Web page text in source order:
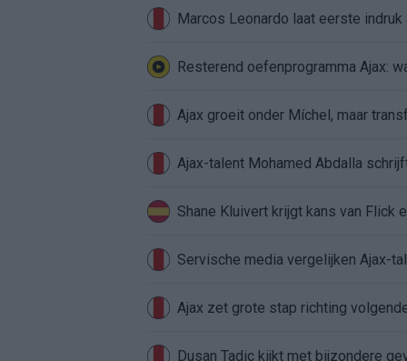
Marcos Leonardo laat eerste
Resterend oefenprogramma Ajax:
Ajax groeit onder Míchel, maar
Ajax-talent Mohamed Abdalla
Shane Kluivert krijgt kans van Flick
Servische media vergelijken Ajax-
Ajax zet grote stap richting
Dusan Tadic kijkt met bijzondere